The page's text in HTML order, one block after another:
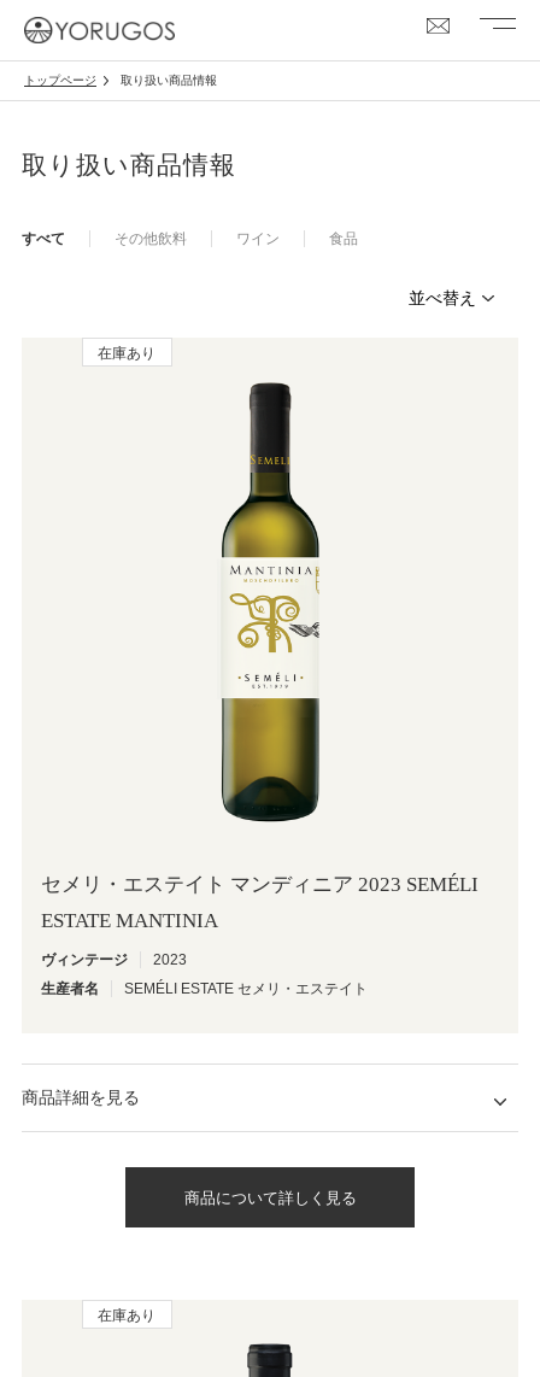
トップページ 取り扱い商品情報
取り扱い商品情報
すべて その他飲料 ワイン 食品
在庫あり
セメリ・エステイト マンディニア 2023 SEMÉLI
ESTATE MANTINIA
ヴィンテージ
2023
生産者名
SEMÉLI ESTATE セメリ・エステイト
商品詳細を見る
商品について詳しく見る
在庫あり